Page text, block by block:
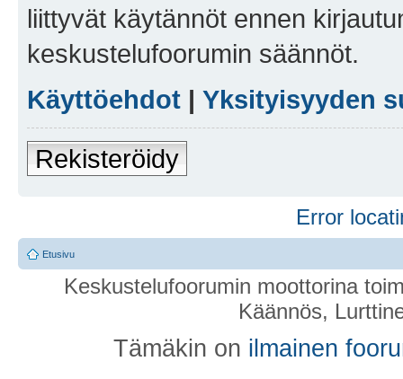
liittyvät käytännöt ennen
keskustelufoorumin säännöt.
Käyttöehdot | Yksityisyyden
Rekisteröidy
Error
Etusivu
Keskustelufoorumin moottorina
Käännös,
Tämäkin on ilmainen